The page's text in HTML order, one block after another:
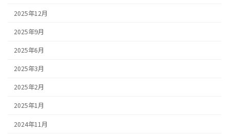
2025年12月
2025年9月
2025年6月
2025年3月
2025年2月
2025年1月
2024年11月